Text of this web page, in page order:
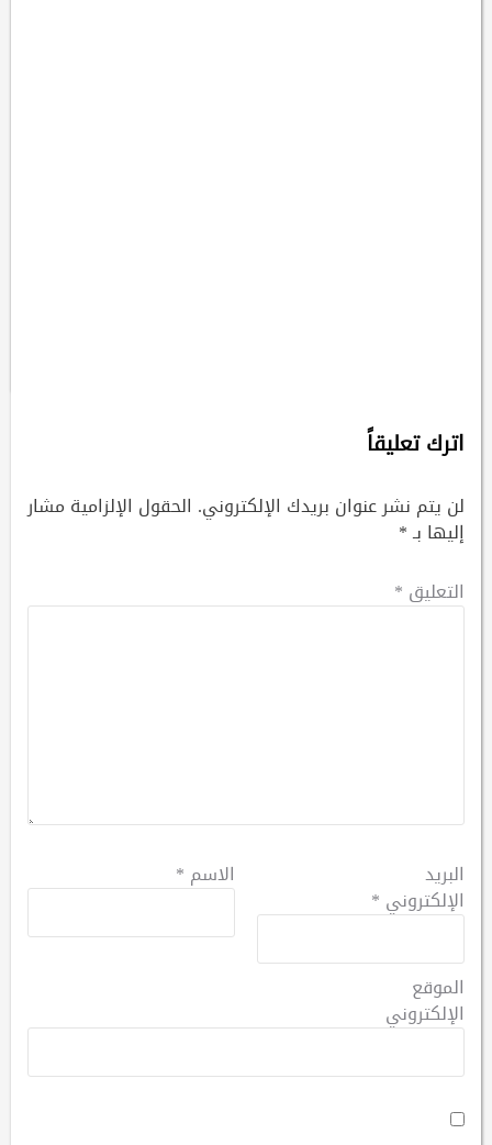
اترك تعليقاً
لن يتم نشر عنوان بريدك الإلكتروني. الحقول الإلزامية مشار
إليها بـ*
التعليق *
الاسم * البريد
الإلكتروني *
الموقع
الإلكتروني